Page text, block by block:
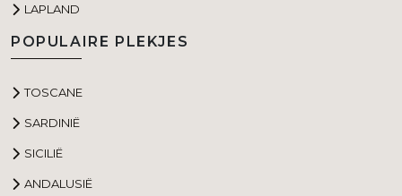
LAPLAND
POPULAIRE PLEKJES
TOSCANE
SARDINIË
SICILIË
ANDALUSIË